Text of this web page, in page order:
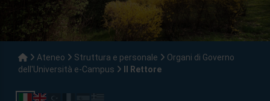
Ateneo Struttura e personale
Organi di Governo
dell'Università e-Campus
Il Rettore